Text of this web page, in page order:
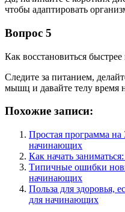
чтобы адаптировать
Вопрос 5
Как восстановиться
Следите за питанием,
мышц и давайте телу время
Похожие записи:
Простая программа на
начинающих
Как начать
Типичные ошибки
начинающих
Польза для здоровья,
для начинающих